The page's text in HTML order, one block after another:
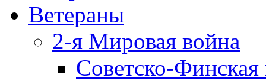
Ветераны
2-я Мировая война
Советско-